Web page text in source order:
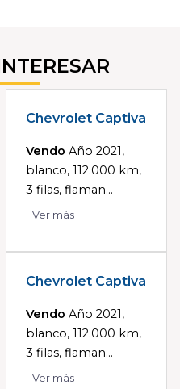
Chevrolet Captiva
Vendo Año 2021,
blanco, 112.000 km,
3 filas, flaman...
Ver más
Chevrolet Captiva
Vendo Año 2021,
blanco, 112.000 km,
3 filas, flaman...
Ver más